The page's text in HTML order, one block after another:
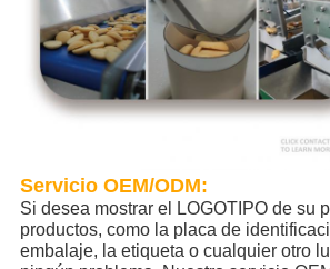
Servicio OEM/ODM:
Si desea mostrar el LOGOTIPO de su
productos, como la placa de
embalaje, la etiqueta o cualquier otro